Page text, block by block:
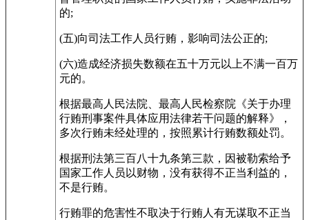
的;
(五)向司法工作人员行贿，影响司法公正的;
(六)造成经济损失数额在五十万元以上不满一百万
元的。
根据最高人民法院、最高人民检察院《关于办理
行贿刑事案件具体应用法律若干问题的解释》，
多次行贿未经处理的，按照累计行贿数额处罚。
根据刑法第三百八十九条第三款，因被勒索给予
国家工作人员以财物，没有获得不正当利益的，
不是行贿。
行贿罪的危害性不取决于行贿人有无谋取不正当